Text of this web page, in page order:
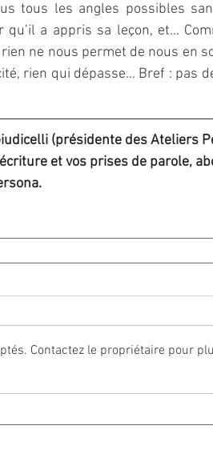
tous les angles possibles
a appris sa leçon, et…
ne nous permet de nous en
rien qui dépasse… Bref : pas
(présidente des Ateliers
et vos prises de parole,
Contactez le propriétaire pour